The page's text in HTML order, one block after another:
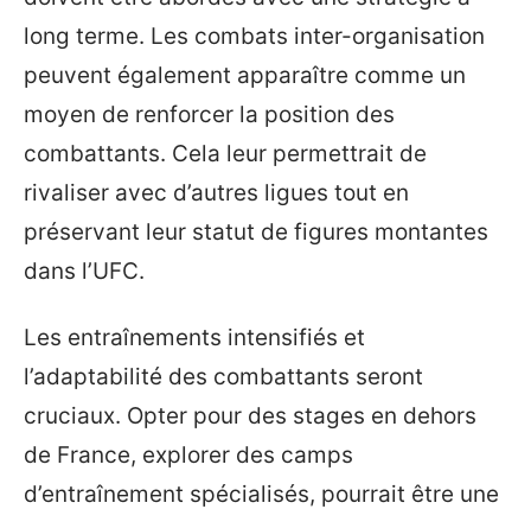
long terme. Les combats inter-organisation
peuvent également apparaître comme un
moyen de renforcer la position des
combattants. Cela leur permettrait de
rivaliser avec d’autres ligues tout en
préservant leur statut de figures montantes
dans l’UFC.
Les entraînements intensifiés et
l’adaptabilité des combattants seront
cruciaux. Opter pour des stages en dehors
de France, explorer des camps
d’entraînement spécialisés, pourrait être une